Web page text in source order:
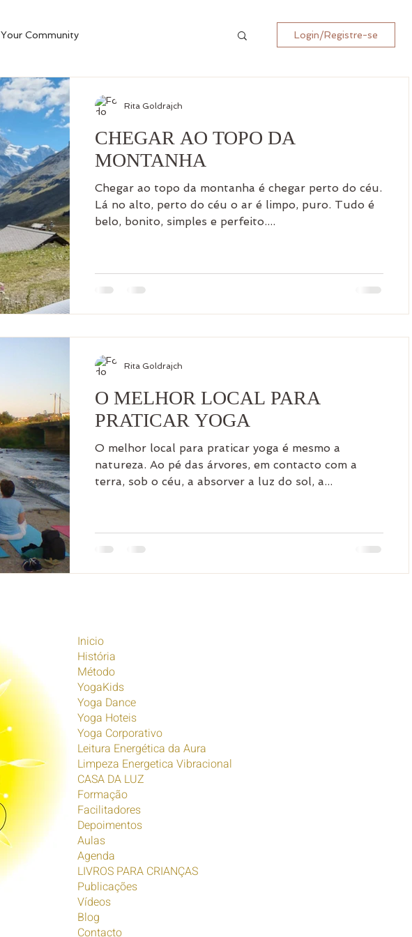
Your Community Login/Registre-se
CHEGAR AO TOPO DA
MONTANHA
Chegar ao topo da montanha é chegar perto do céu.
Lá no alto, perto do céu o ar é limpo, puro. Tudo é
belo, bonito, simples e perfeito....
Rita Goldrajch
O MELHOR LOCAL PARA
PRATICAR YOGA
O melhor local para praticar yoga é mesmo a
natureza. Ao pé das árvores, em contacto com a
terra, sob o céu, a absorver a luz do sol, a...
Rita Goldrajch
Inicio
História
Método
YogaKids
Yoga Dance
Yoga Hoteis
Yoga Corporativo
Leitura Energética da Aura
Limpeza Energetica Vibracional
CASA DA LUZ
Formação
Facilitadores
Depoimentos
Aulas
Agenda
LIVROS PARA CRIANÇAS
Publicações
Vídeos
Blog
Contacto